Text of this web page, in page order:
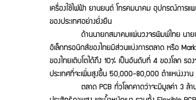
เครื่องใช้ไฟฟ้า ยานยนต์ โทรคมนาคม อุปกรณ์การแ
ของประเทศอย่างยั่งยืน
ด้านนายกสมาคมแผ่นวงจรพิมพ์ไทย นายพิธาน อ
อิเล็กทรอนิกส์ของไทยมีส่วนแบ่งการตลาด หรือ
ของไทยเติบโตได้ถึง 10% เป็นอันดับที่ 4 ของโลก รอ
ประเทศที่จะเพิ่มสูงขึ้น 50,000-80,000 ตำแหน่งงา
ตลาด PCB ทั่วโลกคาดว่าจะมีมูลค่า 3 ล้านล้านบ